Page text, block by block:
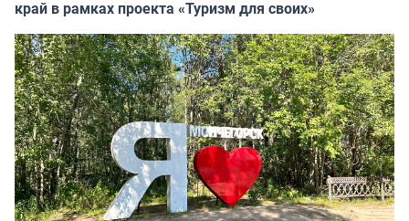
край в рамках проекта «Туризм для своих»